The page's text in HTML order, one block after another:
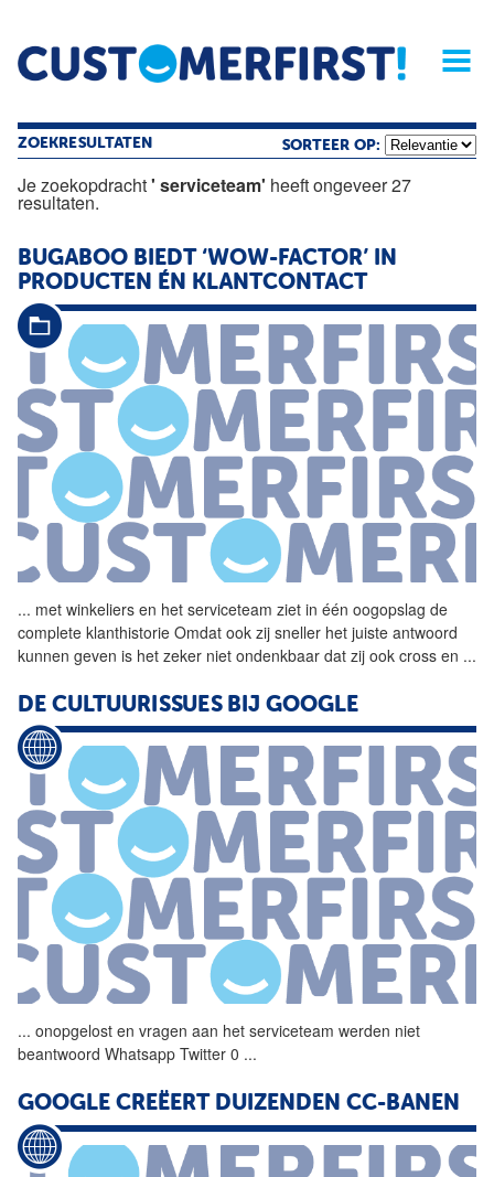
Home Opinie Archief
Magazine
ZOEKRESULTATEN SORTEER OP:
Je zoekopdracht' serviceteam' heeft ongeveer 27
resultaten.
BUGABOO BIEDT ‘WOW-FACTOR’ IN
PRODUCTEN ÉN KLANTCONTACT
... met winkeliers en het serviceteam ziet in één oogopslag de
complete klanthistorie Omdat ook zij sneller het juiste antwoord
kunnen geven is het zeker niet ondenkbaar dat zij ook cross en ...
DE CULTUURISSUES BIJ GOOGLE
... onopgelost en vragen aan het serviceteam werden niet
beantwoord Whatsapp Twitter 0 ...
GOOGLE CREËERT DUIZENDEN CC-BANEN